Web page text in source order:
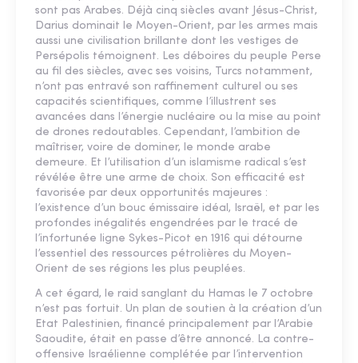
sont pas Arabes. Déjà cinq siècles avant Jésus-Christ,
Darius dominait le Moyen-Orient, par les armes mais
aussi une civilisation brillante dont les vestiges de
Persépolis témoignent. Les déboires du peuple Perse
au fil des siècles, avec ses voisins, Turcs notamment,
n’ont pas entravé son raffinement culturel ou ses
capacités scientifiques, comme l’illustrent ses
avancées dans l’énergie nucléaire ou la mise au point
de drones redoutables. Cependant, l’ambition de
maîtriser, voire de dominer, le monde arabe
demeure. Et l’utilisation d’un islamisme radical s’est
révélée être une arme de choix. Son efficacité est
favorisée par deux opportunités majeures :
l’existence d’un bouc émissaire idéal, Israël, et par les
profondes inégalités engendrées par le tracé de
l’infortunée ligne Sykes-Picot en 1916 qui détourne
l’essentiel des ressources pétrolières du Moyen-
Orient de ses régions les plus peuplées.
A cet égard, le raid sanglant du Hamas le 7 octobre
n’est pas fortuit. Un plan de soutien à la création d’un
Etat Palestinien, financé principalement par l’Arabie
Saoudite, était en passe d’être annoncé. La contre-
offensive Israélienne complétée par l’intervention